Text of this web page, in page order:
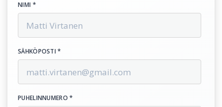
NIMI *
SÄHKÖPOSTI *
PUHELINNUMERO *